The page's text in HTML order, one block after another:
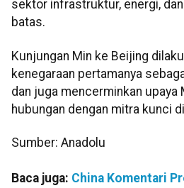
sektor infrastruktur, energi,
batas.
Kunjungan Min ke Beijing
kenegaraan pertamanya
dan juga mencerminkan
hubungan dengan mitra kunci
Sumber: Anadolu
Baca juga: China Komentari